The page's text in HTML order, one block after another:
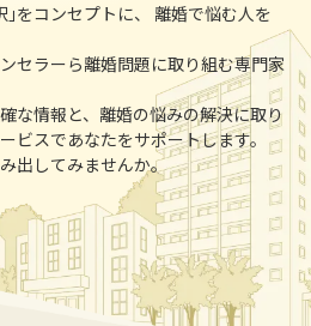
をコンセプトに、 離婚で悩む人を
セラーら離婚問題に取り組む専門家
な情報と、離婚の悩みの解決に取り
ビスであなたをサポートします。
出してみませんか。